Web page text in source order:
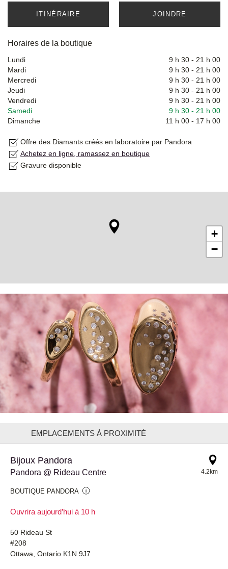
ITINÉRAIRE JOINDRE
Horaires de la boutique
Lundi 9 h 30 - 21 h 00
Mardi
9 h 30 - 21 h 00
Mercredi
9 h 30 - 21 h 00
Jeudi
9 h 30 - 21 h 00
Vendredi
9 h 30 - 21 h 00
Samedi
9 h 30 - 21 h 00
Dimanche
11 h 00 - 17 h 00
Offre des Diamants créés en laboratoire par Pandora
Achetez en ligne, ramassez en boutique
Gravure disponible
+
−
EMPLACEMENTS À PROXIMITÉ
Bijoux Pandora
Pandora @ Rideau Centre
BOUTIQUE PANDORA
Ouvrira aujourd’hui à 10 h
4.2km
50 Rideau St
#208
Ottawa, Ontario K1N 9J7